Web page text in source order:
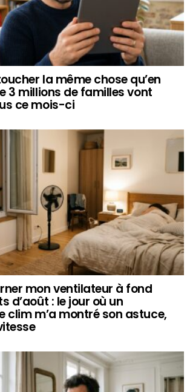
la même chose qu’en
3 millions de familles vont
ce mois-ci
mon ventilateur à fond
d’août : le jour où un
clim m’a montré son astuce,